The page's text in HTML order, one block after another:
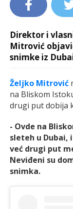
Direktor i
Mitrović
snimke iz
Željko Mitrović
na Bliskom
drugi put dobija
- Ovde na
sleteh u Dubai,
već drugi put
Neviđeni su
snimka.